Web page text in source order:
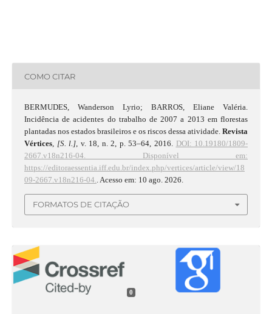
COMO CITAR
BERMUDES, Wanderson Lyrio; BARROS, Eliane Valéria.
Incidência de acidentes do trabalho de 2007 a 2013 em florestas
plantadas nos estados brasileiros e os riscos dessa atividade.Revista
Vértices, [S. l.], v. 18, n. 2, p. 53–64, 2016. DOI: 10.19180/1809-
2667.v18n216-04. Disponível em:
https://editoraessentia.iff.edu.br/index.php/vertices/article/view/18
09-2667.v18n216-04.. Acesso em: 10 ago. 2026.
FORMATOS DE CITAÇÃO
0